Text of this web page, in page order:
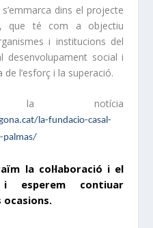
dins el projecte
que té com a objectiu
i institucions del
desenvolupament social i
l’esforç i la superació.
notícia
la-fundacio-casal-
palmas/
la col·laboració i el
contiuar
ocasions.